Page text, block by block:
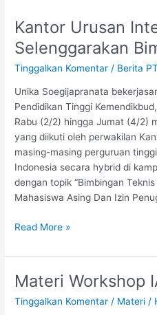
Kantor Urusan
Selenggarakan
Tinggalkan Komentar / Berita
Unika Soegijapranata
Pendidikan Tinggi
Rabu (2/2) hingga Jumat (4/2)
yang diikuti oleh perwakilan
masing-masing perguruan
Indonesia secara hybrid di
dengan topik “Bimbingan
Mahasiswa Asing Dan Izin
Kantor
Urusan
Internasional
Unika
Read More »
Materi Workshop
Tinggalkan Komentar / Materi /
Materi
IAPS